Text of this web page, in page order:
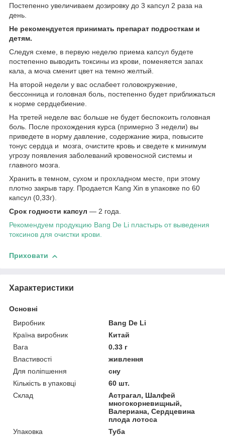
Постепенно увеличиваем дозировку до 3 капсул 2 раза на
день.
Не рекомендуется принимать препарат подросткам и
детям.
Следуя схеме, в первую неделю приема капсул будете
постепенно выводить токсины из крови, поменяется запах
кала, а моча сменит цвет на темно желтый.
На второй недели у вас ослабеет головокружение,
бессонница и головная боль, постепенно будет приближаться
к норме сердцебиение.
На третей неделе вас больше не будет беспокоить головная
боль. После прохождения курса (примерно 3 недели) вы
приведете в норму давление, содержание жира, повысите
тонус сердца и мозга, очистите кровь и сведете к минимум
угрозу появления заболеваний кровеносной системы и
главного мозга.
Хранить в темном, сухом и прохладном месте, при этому
плотно закрыв тару. Продается Kang Xin в упаковке по 60
капсул (0,33г).
Срок годности капсул ― 2 года.
Рекомендуем продукцию Bang De Li пластырь от выведения
токсинов для очистки крови.
Приховати
Характеристики
Основні
Виробник
Bang De Li
Країна виробник
Китай
Вага
0.33 г
Властивості
живлення
Для поліпшення
сну
Кількість в упаковці
60 шт.
Склад
Астрагал, Шалфей
многокорневищный,
Валериана, Сердцевина
плода лотоса
Упаковка
Туба